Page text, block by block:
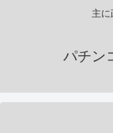
主
パチン